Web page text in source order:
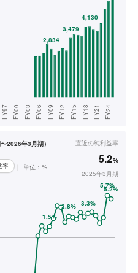
2026年3月期）
率 単位：%
直近の純利益率
5.2%
2025年3月期